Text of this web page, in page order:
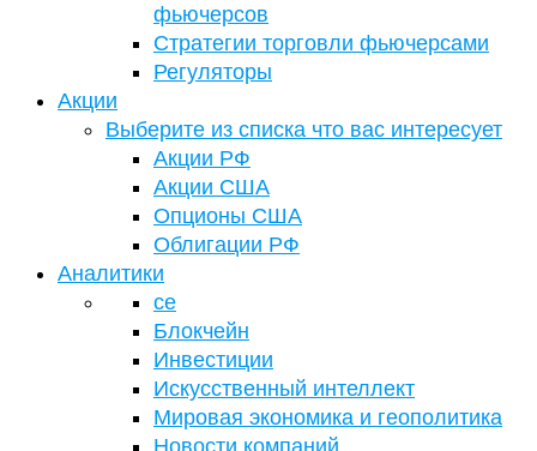
фьючерсов
Стратегии торговли фьючерсами
Регуляторы
Акции
Выберите из списка что вас интересует
Акции РФ
Акции США
Опционы США
Облигации РФ
Аналитики
се
Блокчейн
Инвестиции
Искусственный интеллект
Мировая экономика и геополитика